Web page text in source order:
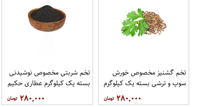
تخم گشنیز مخصوص خورش
سوپ و ترشی بسته یک کیلوگرم
۲۸۰,۰۰۰
تخم شربتی مخصوص نوشیدنی
بسته یک کیلوگرم عطاری حکیم
۲۸۰,۰۰۰